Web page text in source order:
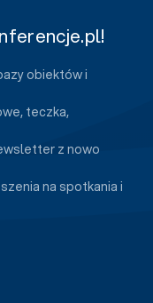
obiektów i
teczka,
z nowo
na spotkania i